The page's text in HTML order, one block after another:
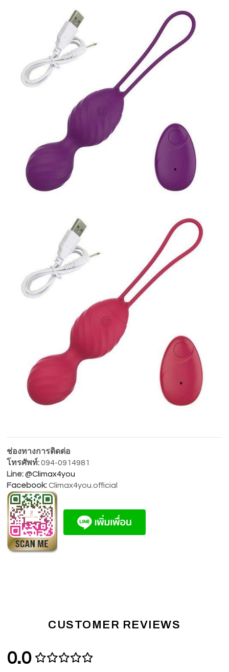
ช่องทางการติดต่อ
โทรศัพท์:094-0914981
Line: @Climax4you
Facebook: Climax4you.official
CUSTOMER REVIEWS
0.0